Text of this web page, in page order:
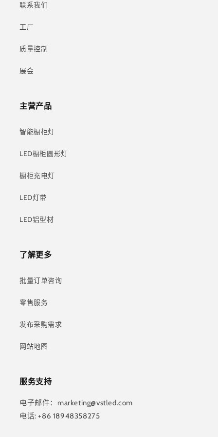
联系我们
工厂
质量控制
展会
主营产品
智能橱柜灯
LED橱柜圆形灯
橱柜充电灯
LED灯带
LED铝型材
了解更多
批量订单咨询
零售服务
发布采购需求
网站地图
服务支持
电子邮件：marketing@vstled.com
电话: +86 18948358275